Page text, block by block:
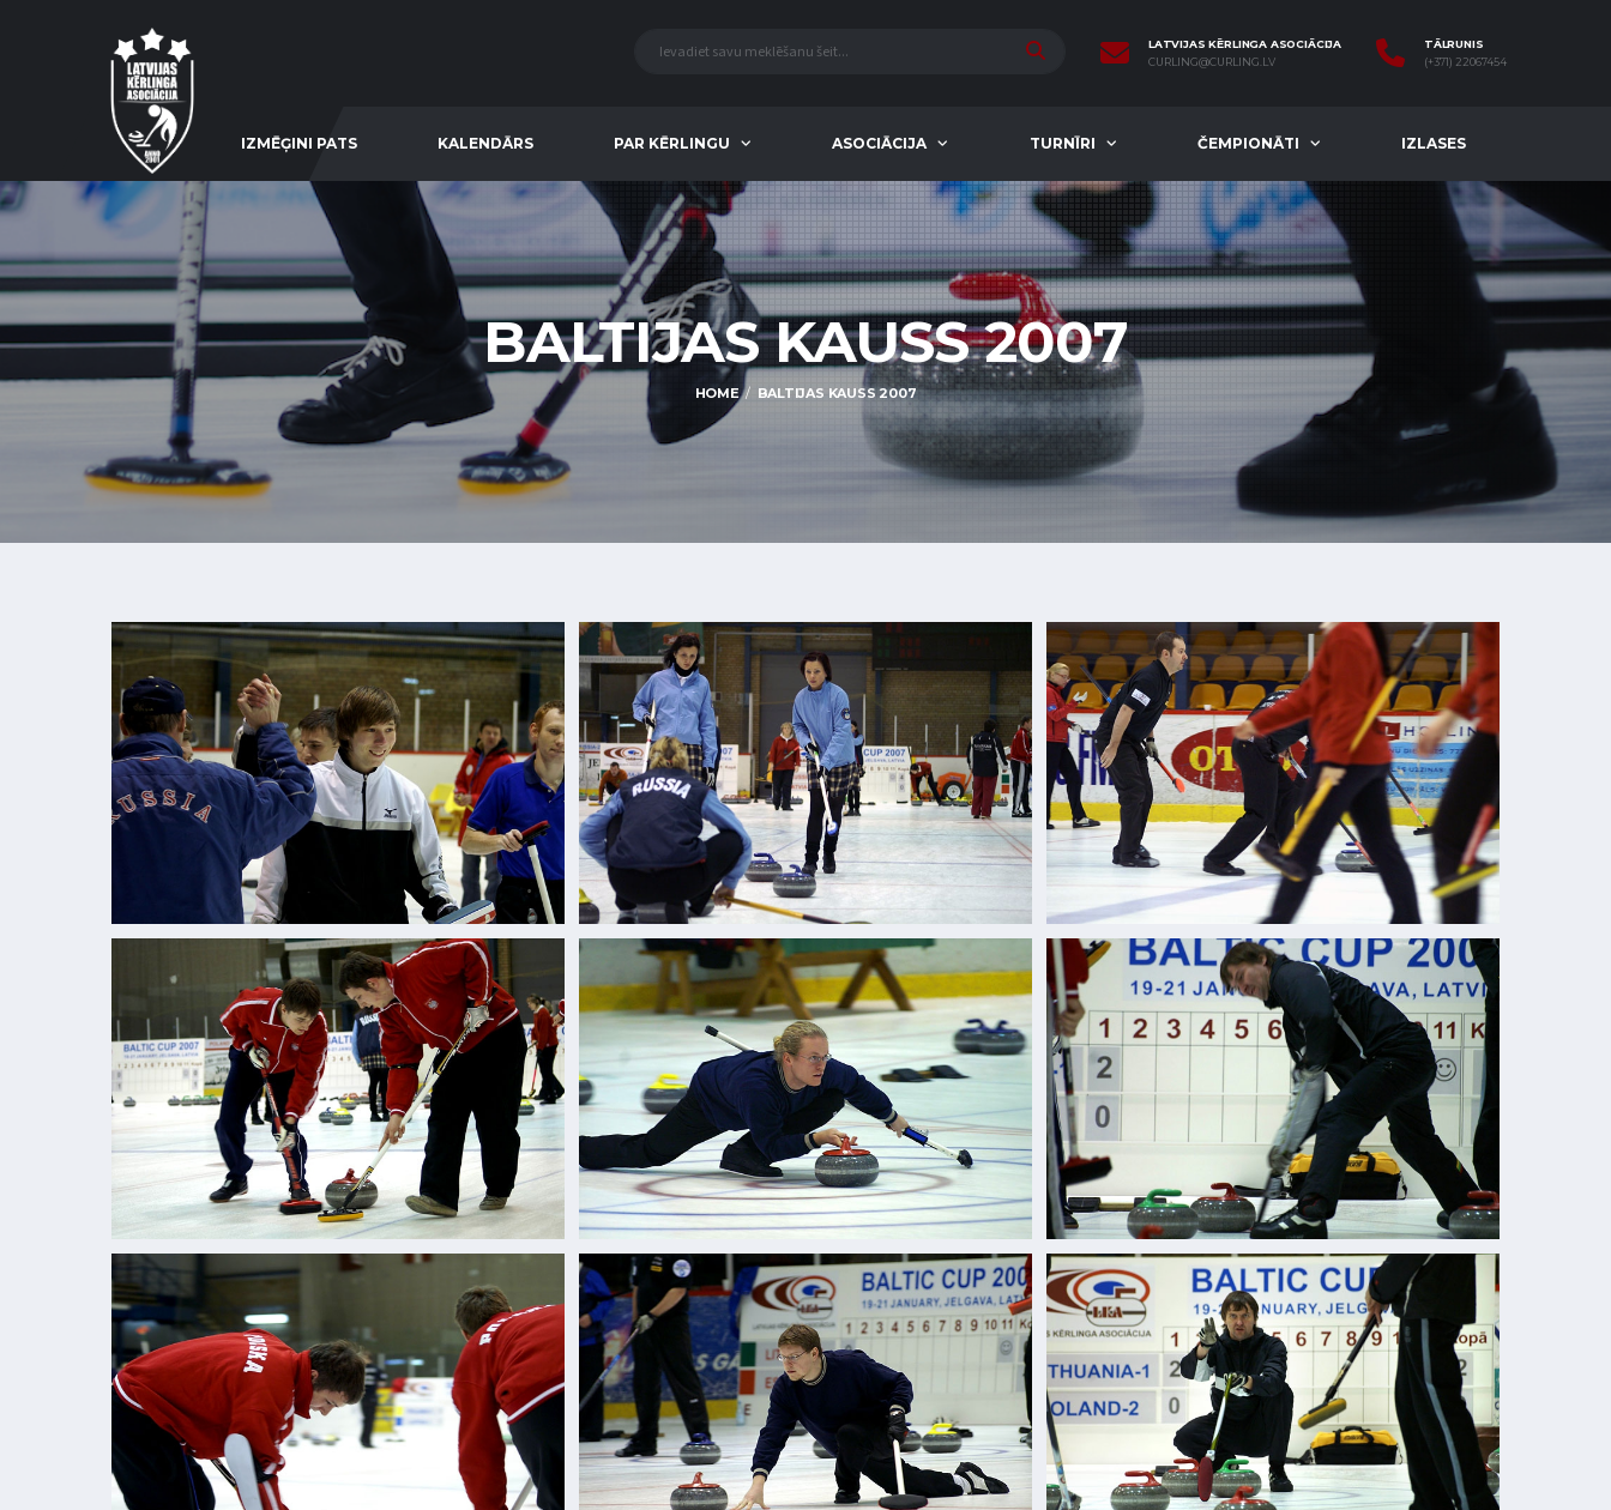
LATVIJAS KĒRLINGA ASOCIĀCIJA
CURLING@CURLING.LV
TĀLRUNIS
(+371) 22067454
IZMĒĢINI PATS KALENDĀRS PAR KĒRLINGU ASOCIĀCIJA TURNĪRI ČEMPIONĀTI IZLASES
BALTIJAS KAUSS 2007
HOME BALTIJAS KAUSS 2007